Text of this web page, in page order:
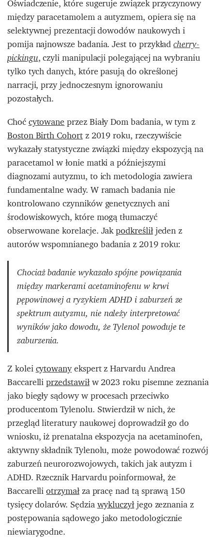
Oświadczenie, które sugeruje związek przyczynowy
między paracetamolem a autyzmem, opiera się na
selektywnej prezentacji dowodów naukowych i
pomija najnowsze badania. Jest to przykładcherry-
pickingu, czyli manipulacji polegającej na wybraniu
tylko tych danych, które pasują do określonej
narracji, przy jednoczesnym ignorowaniu
pozostałych.
Choćcytowaneprzez Biały Dom badania, w tym z
Boston Birth Cohortz 2019 roku, rzeczywiście
wykazały statystyczne związki między ekspozycją na
paracetamol w łonie matki a późniejszymi
diagnozami autyzmu, to ich metodologia zawiera
fundamentalne wady. W ramach badania nie
kontrolowano czynników genetycznych ani
środowiskowych, które mogą tłumaczyć
obserwowane korelacje. Jakpodkreśliłjeden z
autorów wspomnianego badania z 2019 roku:
Chociaż badanie wykazało spójne powiązania
między markerami acetaminofenu w krwi
pępowinowej a ryzykiem ADHD i zaburzeń ze
spektrum autyzmu, nie należy interpretować
wyników jako dowodu, że Tylenol powoduje te
zaburzenia.
Z koleicytowanyekspert z Harvardu Andrea
Baccarelliprzedstawiłw 2023 roku pisemne zeznania
jako biegły sądowy w procesach przeciwko
producentom Tylenolu. Stwierdził w nich, że
przegląd literatury naukowej doprowadził go do
wniosku, iż prenatalna ekspozycja na acetaminofen,
aktywny składnik Tylenolu, może powodować rozwój
zaburzeń neurorozwojowych, takich jak autyzm i
ADHD. Rzecznik Harvardu poinformował, że
Baccarelliotrzymałza pracę nad tą sprawą 150
tysięcy dolarów. Sędziawykluczyłjego zeznania z
postępowania sądowego jako metodologicznie
niewiarygodne.